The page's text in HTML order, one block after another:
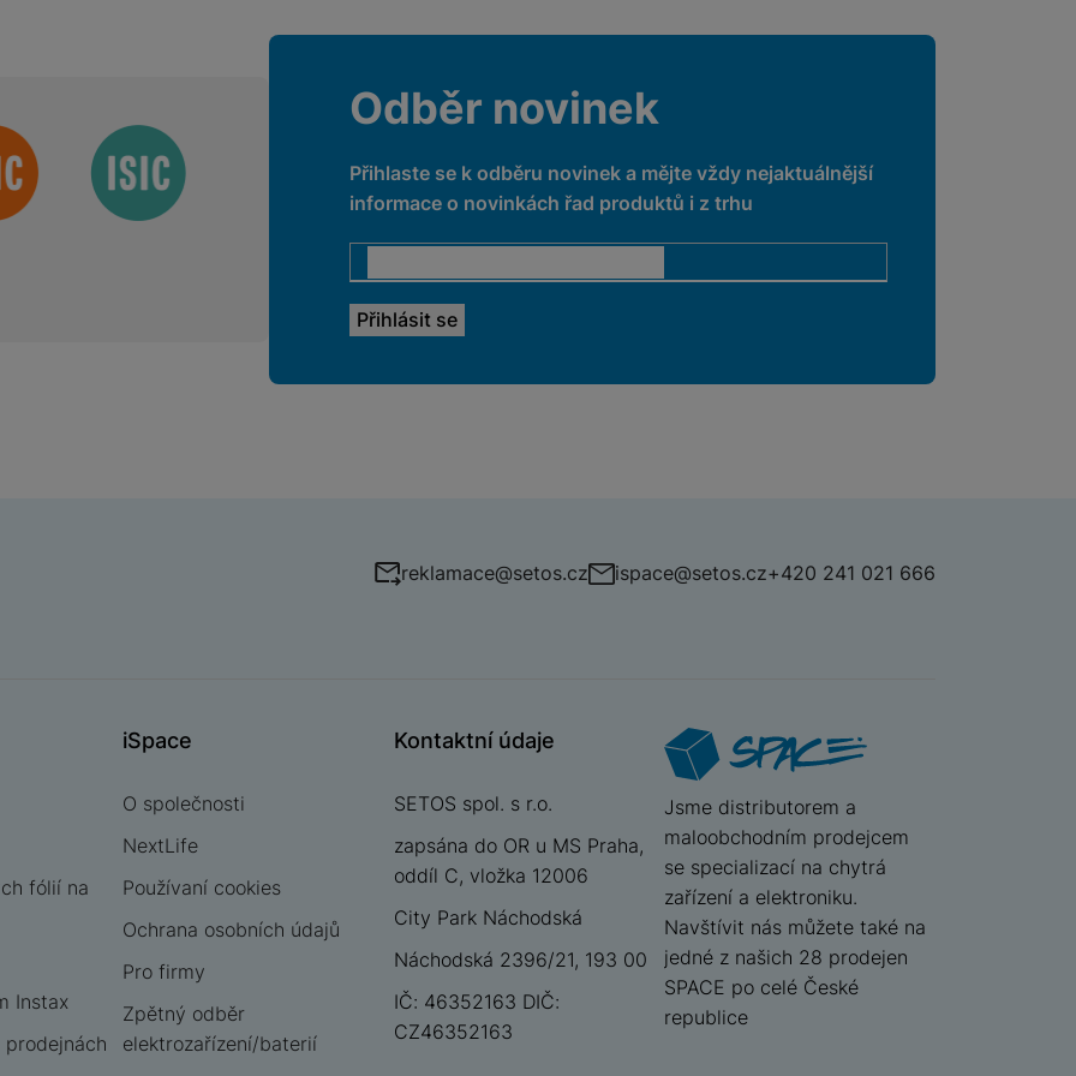
Odběr novinek
Přihlaste se k odběru novinek a mějte vždy nejaktuálnější
informace o novinkách řad produktů i z trhu
reklamace@setos.cz ispace@setos.cz+420 241 021 666
fólií na
Instax
prodejnách
iSpace
O společnosti
NextLife
Používaní cookies
Ochrana osobních údajů
Pro firmy
Zpětný odběr
elektrozařízení/baterií
Kontaktní údaje
SETOS spol. s r.o.
zapsána do OR u MS Praha,
oddíl C, vložka 12006
City Park Náchodská
Náchodská 2396/21, 193 00
IČ: 46352163 DIČ:
CZ46352163
iSpace
Jsme distributorem a
maloobchodním prodejcem
se specializací na chytrá
zařízení a elektroniku.
Navštívit nás můžete také na
jedné z našich 28 prodejen
SPACE po celé České
republice